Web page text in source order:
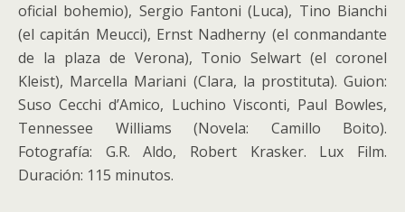
oficial bohemio), Sergio Fantoni (Luca), Tino Bianchi
(el capitán Meucci), Ernst Nadherny (el conmandante
de la plaza de Verona), Tonio Selwart (el coronel
Kleist), Marcella Mariani (Clara, la prostituta). Guion:
Suso Cecchi d’Amico, Luchino Visconti, Paul Bowles,
Tennessee Williams (Novela: Camillo Boito).
Fotografía: G.R. Aldo, Robert Krasker. Lux Film.
Duración: 115 minutos.